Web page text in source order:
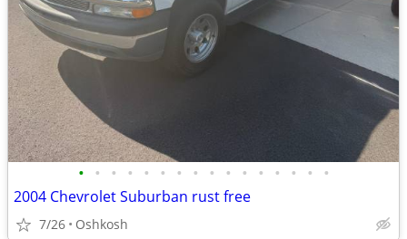
• • • • • • • • • • • • • • • •
2004 Chevrolet Suburban rust free
7/26 Oshkosh